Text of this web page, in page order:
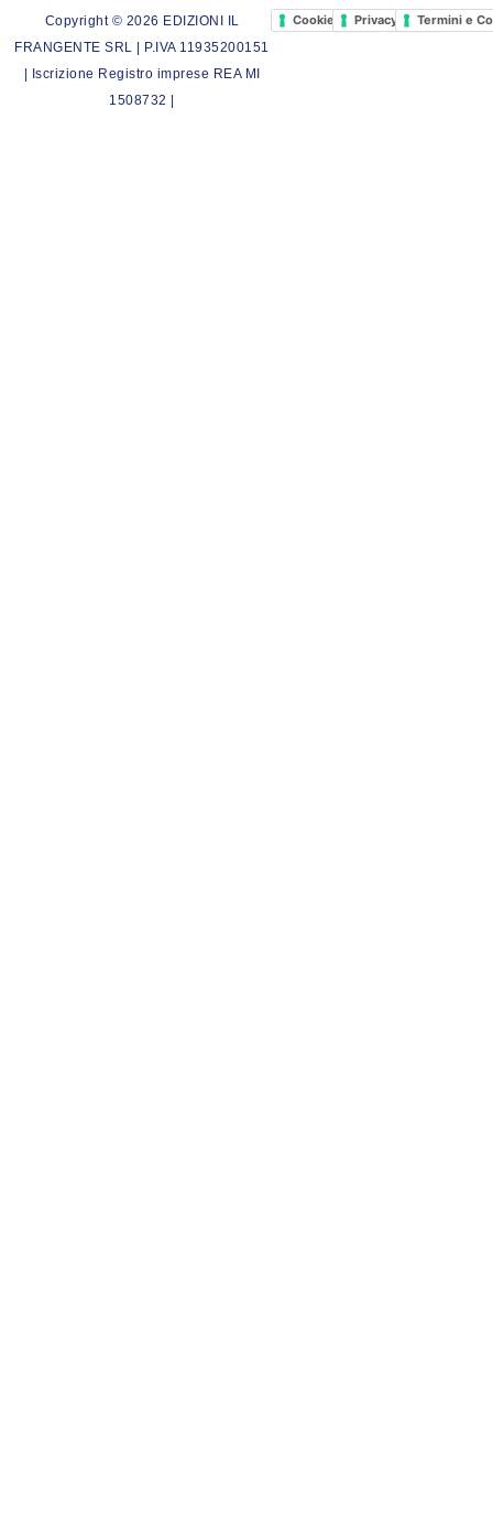
Copyright © 2026 EDIZIONI IL
FRANGENTE SRL | P.IVA 11935200151
| Iscrizione Registro imprese REA MI
1508732 |
Cookie PolicyPrivacy PolicyTermini e